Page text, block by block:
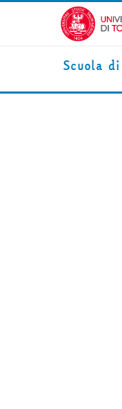
Vai al contenuto
Scuola